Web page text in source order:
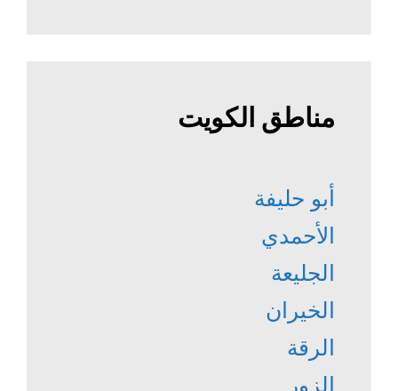
مناطق الكويت
أبو حليفة
الأحمدي
الجليعة
الخيران
الرقة
الزور